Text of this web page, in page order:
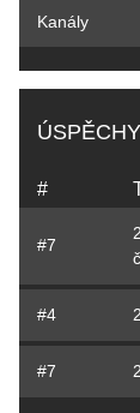
Kanály
ÚSPĚCHY
#
#7
#4
#7